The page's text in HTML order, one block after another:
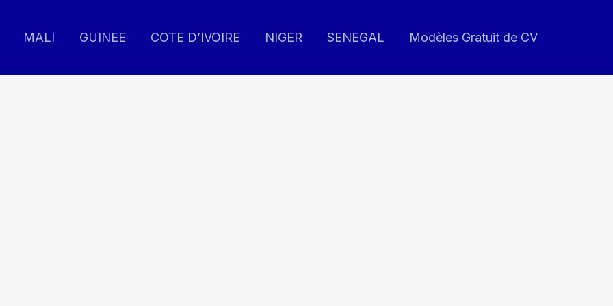
MALI GUINEE COTE D’IVOIRE NIGER SENEGAL Modèles Gratuit de CV